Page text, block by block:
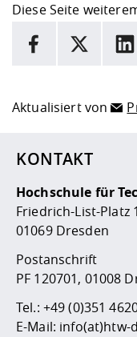
Diese Seite
INFORMATION
Hier stehen
Facebook
X
Aktualisiert von
KONTAKT
Hochschule für
Friedrich-List-Platz 1
01069 Dresden
Postanschrift
PF 120701, 01008
Tel.: +49 (0)351
E-Mail: info(at)htw-